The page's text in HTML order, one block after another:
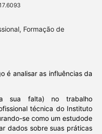
Formação de
é analisar as influências da
sua falta) no trabalho
técnica do Instituto
se como um estudode
dados sobre suas práticas